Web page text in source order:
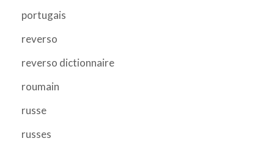
portugais
reverso
reverso dictionnaire
roumain
russe
russes